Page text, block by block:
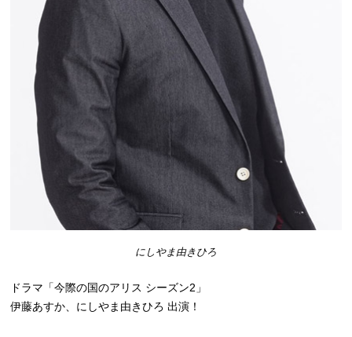
にしやま由きひろ
ドラマ「今際の国のアリス シーズン2」
伊藤あすか、にしやま由きひろ 出演！